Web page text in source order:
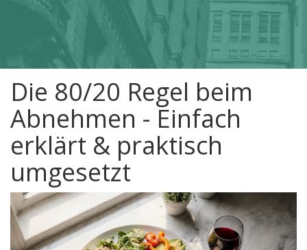
Die 80/20 Regel beim
Abnehmen - Einfach
erklärt & praktisch
umgesetzt